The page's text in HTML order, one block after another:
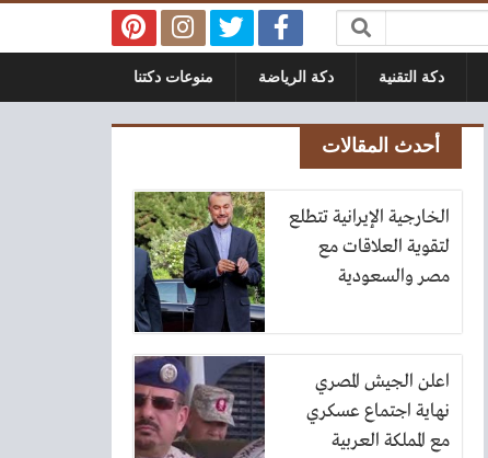
دكة التقنية دكة الرياضة منوعات دكتنا
أحدث المقالات
الخارجية الإيرانية تتطلع
لتقوية العلاقات مع
مصر والسعودية
اعلن الجيش المصري
نهاية اجتماع عسكري
مع المملكة العربية